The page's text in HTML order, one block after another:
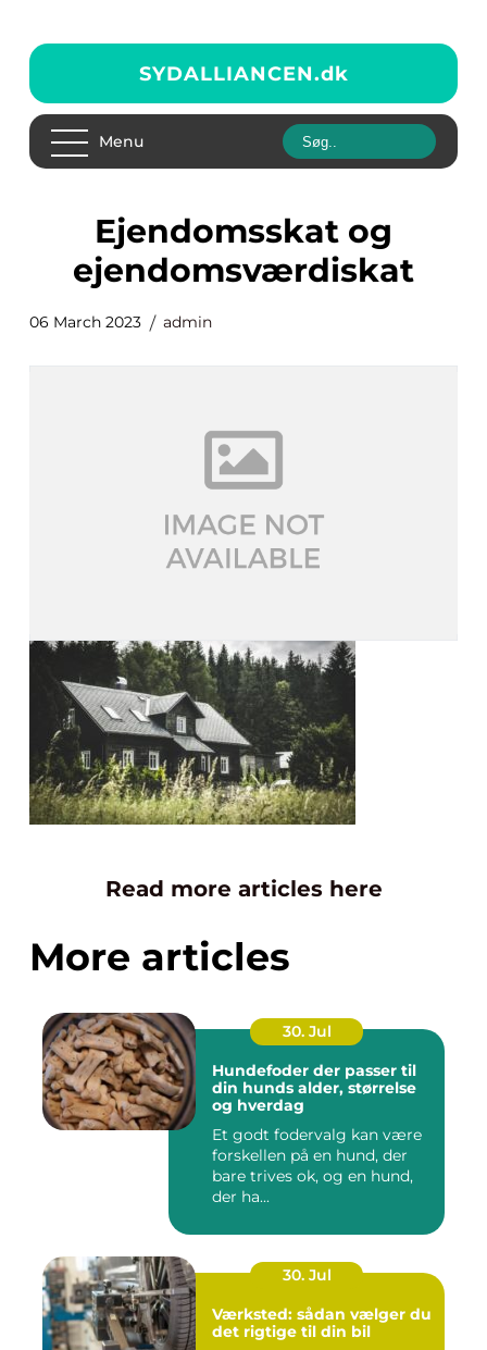
SYDALLIANCEN.dk
Menu
Ejendomsskat og
ejendomsværdiskat
06 March 2023 admin
Read more articles here
More articles
30. Jul
Hundefoder der passer til
din hunds alder, størrelse
og hverdag
Et godt fodervalg kan være
forskellen på en hund, der
bare trives ok, og en hund,
der ha...
30. Jul
Værksted: sådan vælger du
det rigtige til din bil